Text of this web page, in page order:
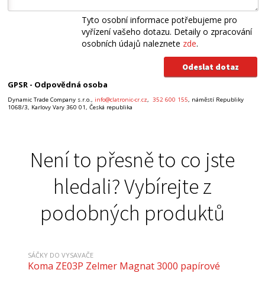
Tyto osobní informace potřebujeme pro
vyřízení vašeho dotazu. Detaily o zpracování
osobních údajů naleznete zde.
GPSR - Odpovědná osoba
Dynamic Trade Company s.r.o., info@clatronic-cr.cz, 352 600 155, náměstí Republiky
1068/3, Karlovy Vary 360 01, Česká republika
Není to přesně to co jste
hledali? Vybírejte z
podobných produktů
SÁČKY DO VYSAVAČE
Koma ZE03P Zelmer Magnat 3000 papírové